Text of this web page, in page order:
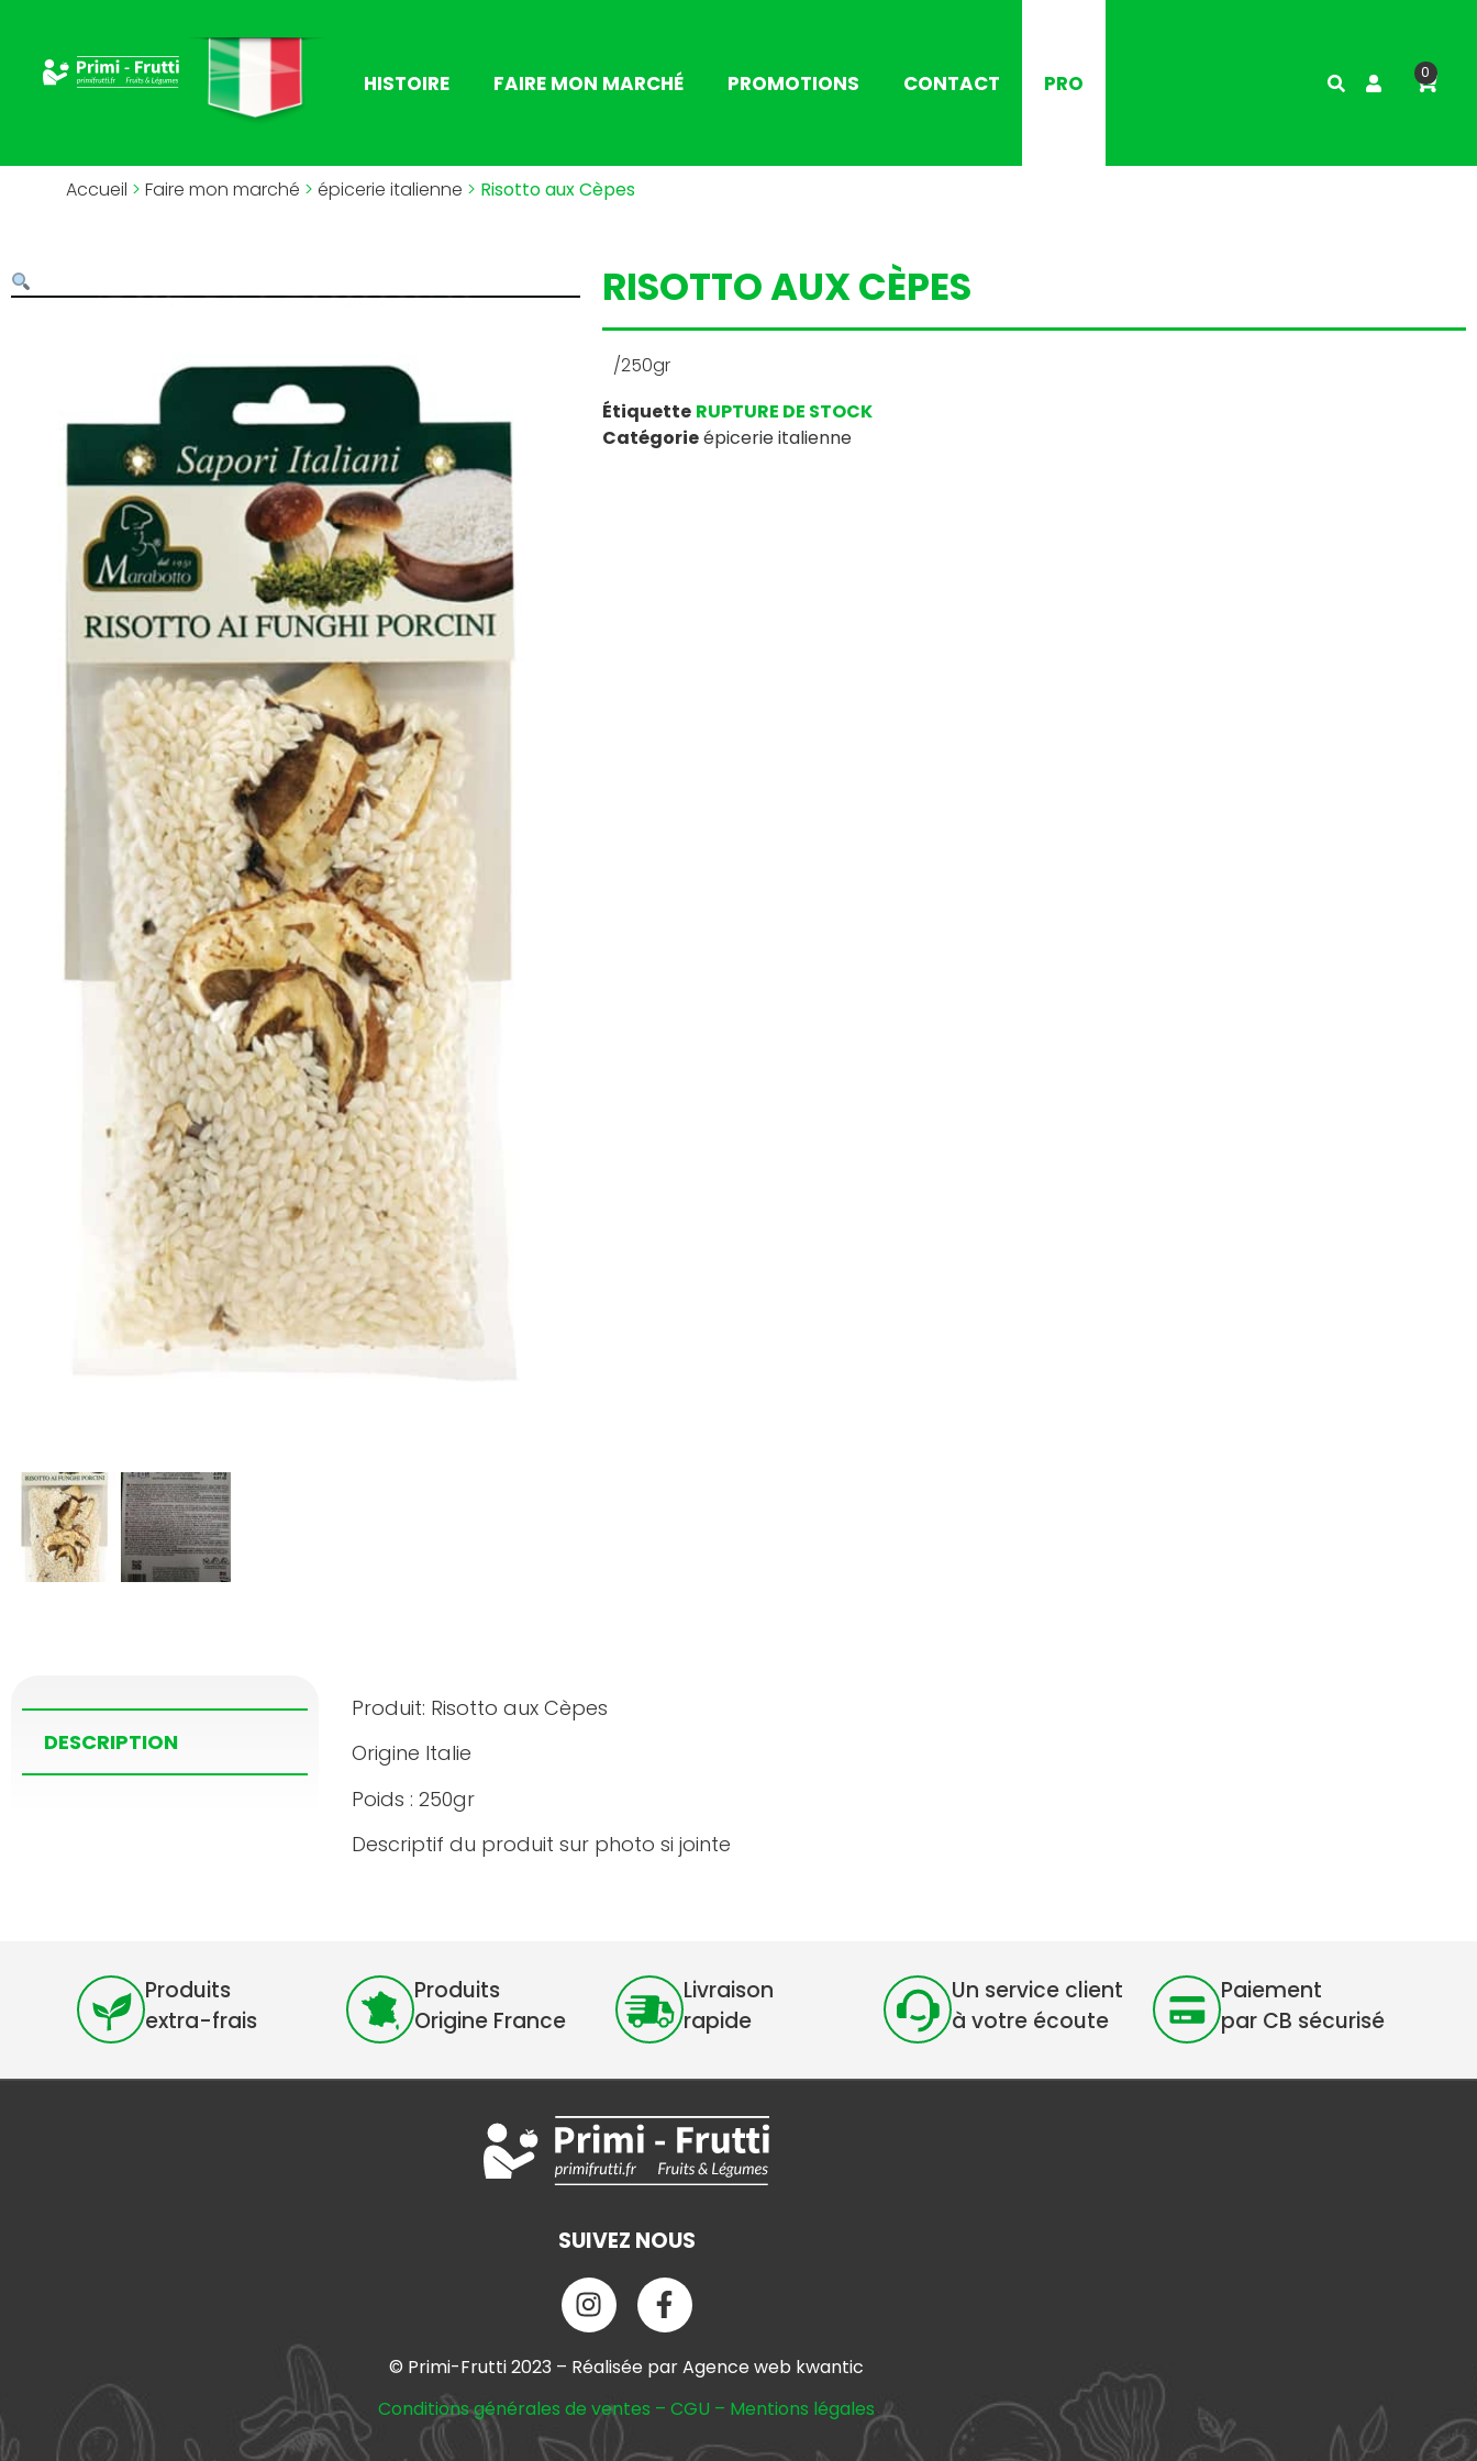
HISTOIRE FAIRE MON MARCHÉ PROMOTIONS CONTACT PRO 0
Accueil > Faire mon marché > épicerie italienne > Risotto aux Cèpes
RISOTTO AUX CÈPES
/250gr
Catégorieépicerie italienne
Étiquette RUPTURE DE STOCK
DESCRIPTION
Produit: Risotto aux Cèpes
Origine Italie
Poids : 250gr
Descriptif du produit sur photo si jointe
Produits
extra-frais
Produits
Origine France
Livraison
rapide
Un service client
à votre écoute
Paiement
par CB sécurisé
SUIVEZ NOUS
© Primi-Frutti 2023 – Réalisée par Agence web kwantic
Conditions générales de ventes – CGU – Mentions légales